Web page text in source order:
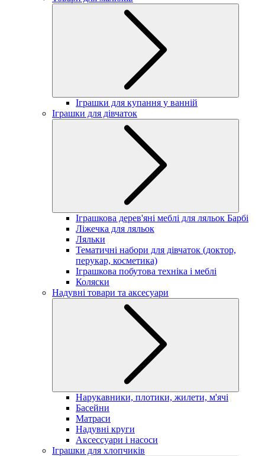
Іграшки для купання у ванній
Іграшки для дівчаток
Іграшкова дерев'яні меблі для ляльок Барбі
Ліжечка для ляльок
Ляльки
Тематичні набори для дівчаток (доктор,
перукар, косметика)
Іграшкова побутова техніка і меблі
Коляски
Надувні товари та аксесуари
Нарукавники, плотики, жилети, м'ячі
Басейни
Матраси
Надувні круги
Аксессуари і насоси
Іграшки для хлопчиків